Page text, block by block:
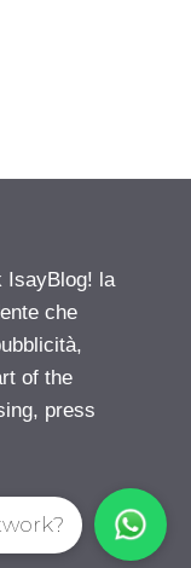
IsayBlog! la
che
of the
press